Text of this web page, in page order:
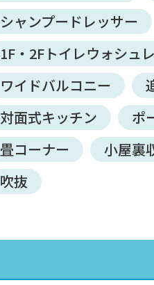
シャンプードレッサー
1F・2Fトイレウォシュ
ワイドバルコニー
対面式キッチン
ポ
畳コーナー
小屋裏
吹抜